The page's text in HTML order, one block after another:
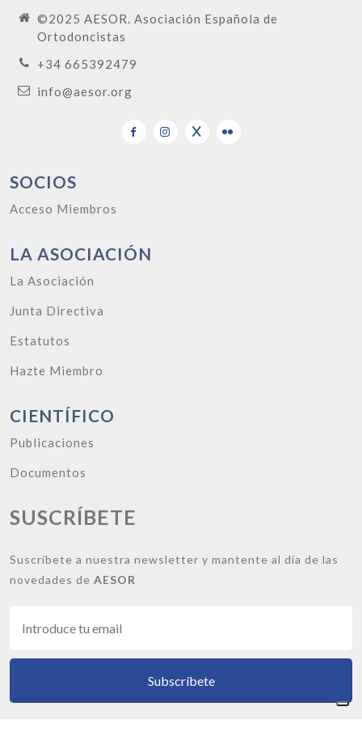
©2025 AESOR. Asociación Española de
Ortodoncistas
+34 665392479
info@aesor.org
SOCIOS
Acceso Miembros
LA ASOCIACIÓN
La Asociación
Junta Directiva
Estatutos
Hazte Miembro
CIENTÍFICO
Publicaciones
Documentos
SUSCRÍBETE
Suscríbete a nuestra newsletter y mantente al día de las
novedades de AESOR
Subscríbete